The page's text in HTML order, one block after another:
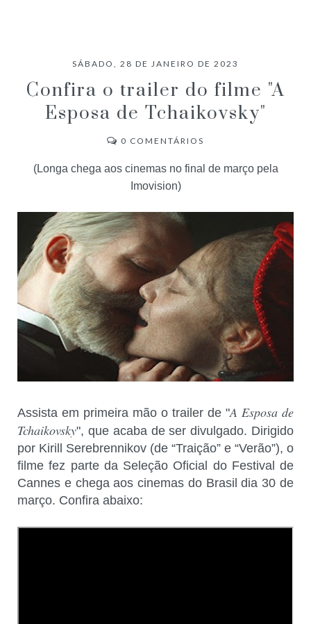
SÁBADO, 28 DE JANEIRO DE 2023
Confira o trailer do filme "A
Esposa de Tchaikovsky"
0 COMENTÁRIOS
(Longa chega aos cinemas no final de março pela
Imovision)
Assista em primeira mão o trailer de "A Esposa de
Tchaikovsky", que acaba de ser divulgado. Dirigido
por Kirill Serebrennikov (de “Traição” e “Verão”), o
filme fez parte da Seleção Oficial do Festival de
Cannes e chega aos cinemas do Brasil dia 30 de
março. Confira abaixo: